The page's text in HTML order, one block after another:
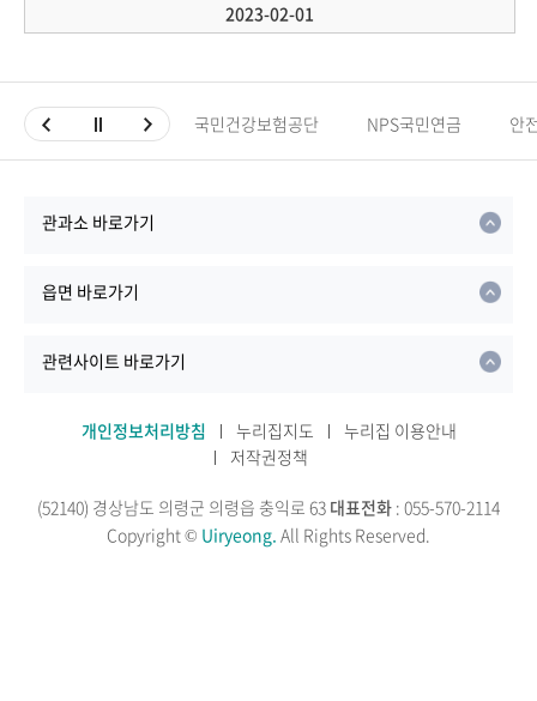
2023-02-01
국민건강보험공단 NPS국민연금 안
관과소 바로가기
읍면 바로가기
관련사이트 바로가기
개인정보처리방침 누리집지도
누리집 이용안내
저작권정책
(52140) 경상남도 의령군 의령읍 충익로 63 대표전화 : 055-570-2114
Copyright © Uiryeong. All Rights Reserved.